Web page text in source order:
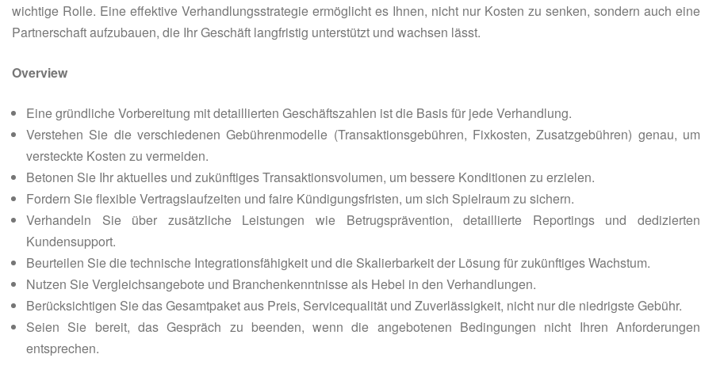
wichtige Rolle. Eine effektive Verhandlungsstrategie ermöglicht es Ihnen, nicht nur Kosten zu senken, sondern auch eine
Partnerschaft aufzubauen, die Ihr Geschäft langfristig unterstützt und wachsen lässt.
Overview
Eine gründliche Vorbereitung mit detaillierten Geschäftszahlen ist die Basis für jede Verhandlung.
Verstehen Sie die verschiedenen Gebührenmodelle (Transaktionsgebühren, Fixkosten, Zusatzgebühren) genau, um
versteckte Kosten zu vermeiden.
Betonen Sie Ihr aktuelles und zukünftiges Transaktionsvolumen, um bessere Konditionen zu erzielen.
Fordern Sie flexible Vertragslaufzeiten und faire Kündigungsfristen, um sich Spielraum zu sichern.
Verhandeln Sie über zusätzliche Leistungen wie Betrugsprävention, detaillierte Reportings und dedizierten
Kundensupport.
Beurteilen Sie die technische Integrationsfähigkeit und die Skalierbarkeit der Lösung für zukünftiges Wachstum.
Nutzen Sie Vergleichsangebote und Branchenkenntnisse als Hebel in den Verhandlungen.
Berücksichtigen Sie das Gesamtpaket aus Preis, Servicequalität und Zuverlässigkeit, nicht nur die niedrigste Gebühr.
Seien Sie bereit, das Gespräch zu beenden, wenn die angebotenen Bedingungen nicht Ihren Anforderungen
entsprechen.